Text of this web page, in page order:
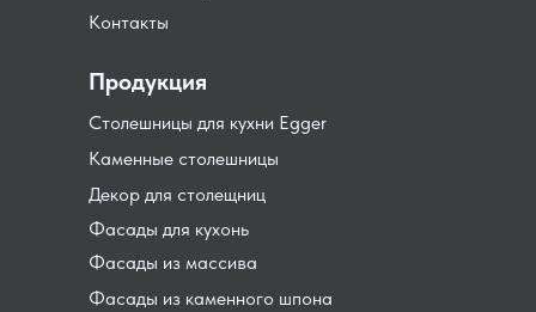
Контакты
Фасады для кухонь
Каменные столешницы
Столешницы для кухни Egger
Декор для столещниц
Фасады из массива
Фасады из каменного шпона
Продукция